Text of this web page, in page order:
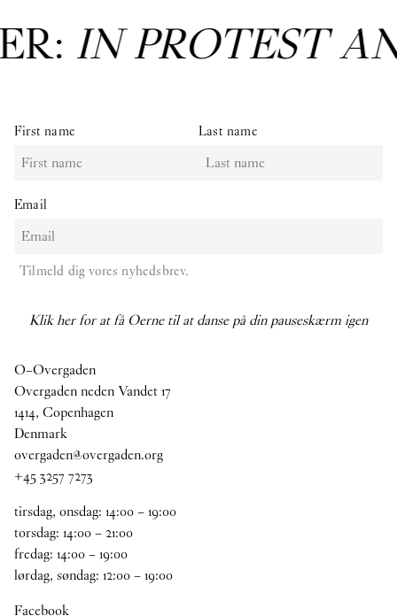
AND IN CARE:
First name Last name
Email
Tilmeld dig vores nyhedsbrev.
Klik her for at få Oerne til at danse på din pauseskærm igen
O–Overgaden
Overgaden neden Vandet 17
1414, Copenhagen
Denmark
overgaden@overgaden.org
+45 3257 7273
tirsdag, onsdag: 14:00–19:00
torsdag: 14:00–21:00
fredag: 14:00–19:00
lørdag, søndag: 12:00–19:00
Facebook